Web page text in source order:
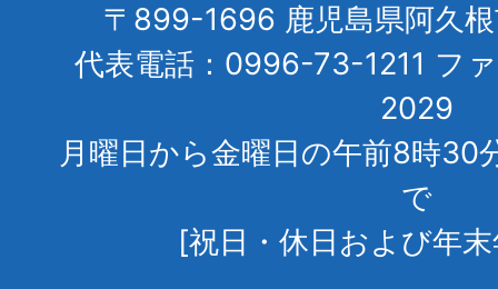
〒899-1696 鹿児島県阿久
代表電話：0996-73-1211 フ
2029
月曜日から金曜日の午前8時30
で
[祝日・休日および年